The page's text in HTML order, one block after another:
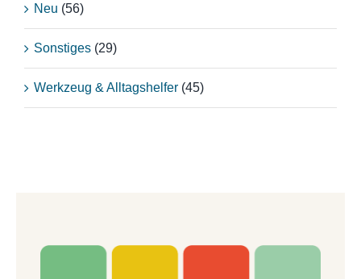
Neu (56)
Sonstiges (29)
Werkzeug & Alltagshelfer (45)